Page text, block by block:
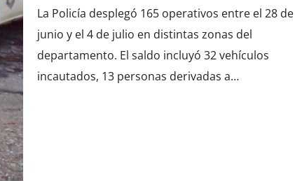
La Policía desplegó 165 operativos entre el 28 de
junio y el 4 de julio en distintas zonas del
departamento. El saldo incluyó 32 vehículos
incautados, 13 personas derivadas a…